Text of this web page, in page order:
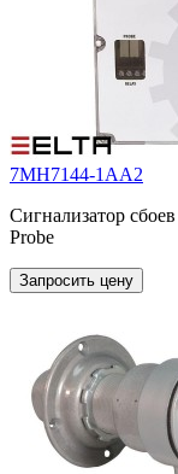
7MH7144-1AA2
Сигнализатор
Probe
Запросить цену